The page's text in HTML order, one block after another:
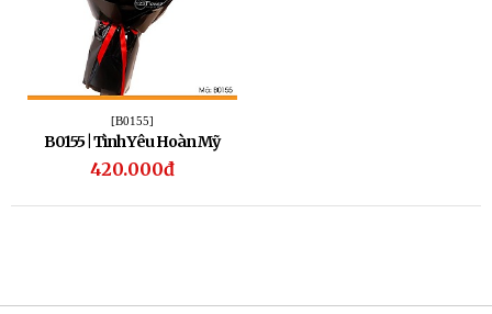
[B0155]
B0155 | Tình Yêu Hoàn Mỹ
420.000đ